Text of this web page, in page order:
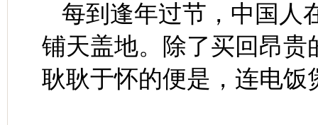
每到逢年过节，中国人
铺天盖地。除了买回昂
耿耿于怀的便是，连电